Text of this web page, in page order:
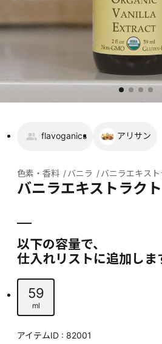
flavoganics アリサン
色素・香料 バニラ バニラエキスト
バニラエキストラクト
以下の容量で、
仕入れリストに追加しま
59
ml
アイテムID : 82001